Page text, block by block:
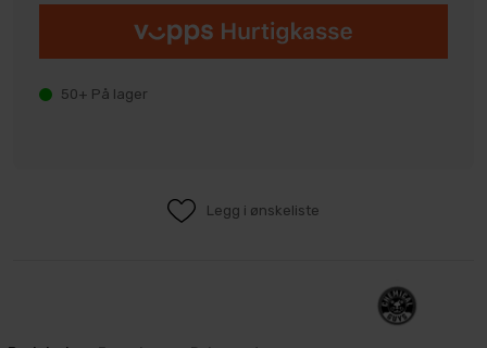
50+ På lager
Legg i ønskeliste